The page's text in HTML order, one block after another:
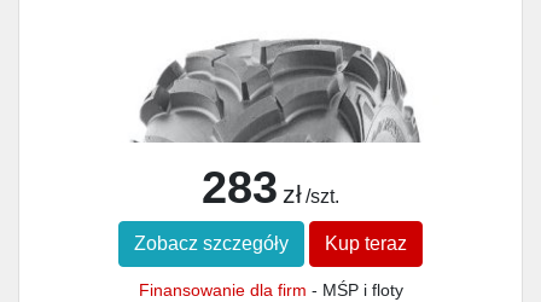
283 zł /szt.
Zobacz szczegóły Kup teraz
Finansowanie dla firm - MŚP i floty